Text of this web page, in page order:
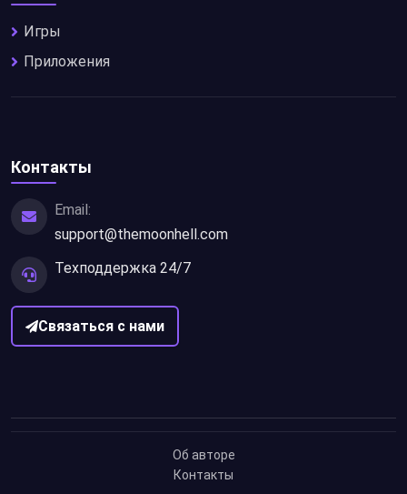
Игры
Приложения
Контакты
Email:
support@themoonhell.com
Техподдержка 24/7
Связаться с нами
Об авторе
Контакты